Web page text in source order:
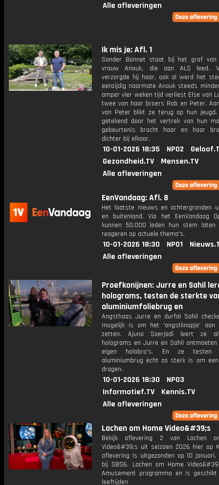
Alle afleveringen
Ik mis je: Afl. 1
Sander Bonnet staat bij het graf van
vrouw Anouk, die aan ALS leed.
verzorgde hij haar, ook al werd het
eenzijdig naarmate Anouk steeds
amper vier weken tijd verliest Else van
twee van haar broers Rob en Peter.
van Peter blikt ze terug op hun
getekend door het vertrek van hun
gebeurtenis bracht haar en haar
dichter bij elkaar.
10-01-2026 18:35 NPO2
Gezondheid.TV
Mensen.TV
Alle afleveringen
EenVandaag: Afl. 8
Het laatste nieuws en achtergronden
en buitenland. Via het EenVandaag
kunnen 50.000 leden hun stem laten
reageren op actuele thema's.
10-01-2026 18:30 NPO1
Alle afleveringen
Proefkonijnen: Jurre en Sahil
holograms, testen de sterkte
aluminiumfoliebrug en
Angsthaas Jurre en durfal Sahil
mogelijk is om het 'angstknopje'
zetten. Ajuna Soerjadi leert ze
holograms en Jurre en Sahil
eigen holobro's. En ze
aluminiumbrug echt zo sterk is om
dragen.
10-01-2026 18:30
NPO3
Informatief.TV
Kennis.TV
Alle afleveringen
Lachen om Home Video&#39;s
Bekijk aflevering 2 van Lachen
Video&#39;s uit seizoen 2026 hier op
aflevering is uitgezonden op 10 januari,
bij SBS6. Lachen om Home
Amusement programma en is
leeftijden